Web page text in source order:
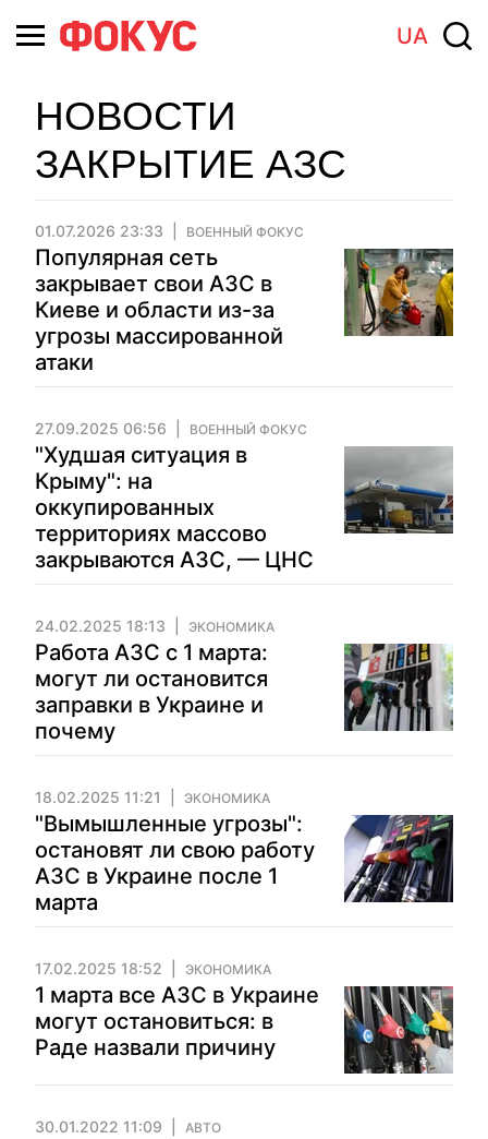
UA
НОВОСТИ
ЗАКРЫТИЕ АЗС
01.07.2026 23:33 ВОЕННЫЙ ФОКУС
Популярная сеть
закрывает свои АЗС в
Киеве и области из-за
угрозы массированной
атаки
27.09.2025 06:56 ВОЕННЫЙ ФОКУС
"Худшая ситуация в
Крыму": на
оккупированных
территориях массово
закрываются АЗС, — ЦНС
24.02.2025 18:13 ЭКОНОМИКА
Работа АЗС с 1 марта:
могут ли остановится
заправки в Украине и
почему
18.02.2025 11:21 ЭКОНОМИКА
"Вымышленные угрозы":
остановят ли свою работу
АЗС в Украине после 1
марта
17.02.2025 18:52 ЭКОНОМИКА
1 марта все АЗС в Украине
могут остановиться: в
Раде назвали причину
30.01.2022 11:09 АВТО